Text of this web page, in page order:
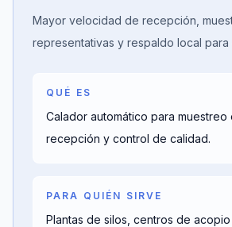
Mayor velocidad de recepción,
representativas y respaldo local
QUÉ ES
Calador automático para muestreo
recepción y control de calidad.
PARA QUIÉN SIRVE
Plantas de silos, centros de